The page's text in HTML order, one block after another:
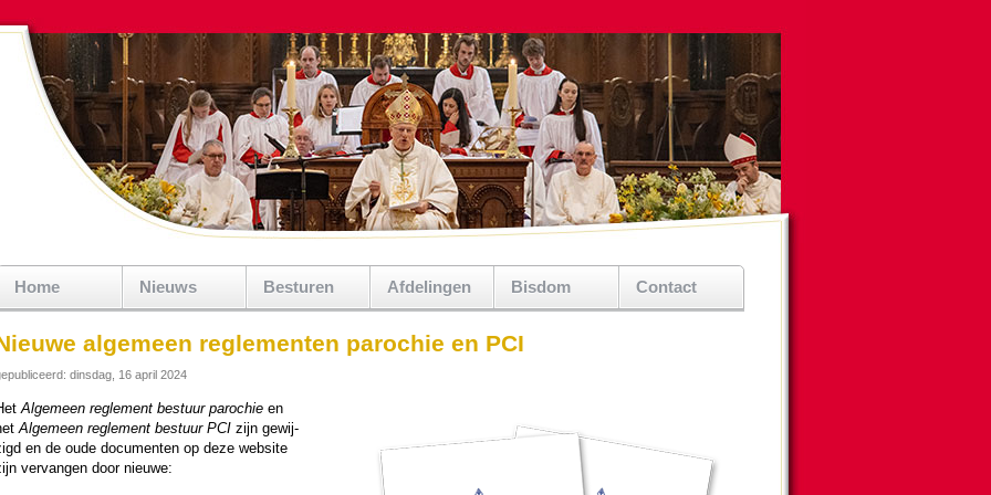
Home Nieuws Besturen Afdelingen Bisdom Contact
algemeen reglementen parochie en PCI
dinsdag, 16 april 2024
Alge­meen regle­ment bestuur pa­ro­chieen
Alge­meen regle­ment bestuur PCIzijn ge­wij­
en de oude do­cu­menten op deze web­si­te
ver­vangen door nieuwe: